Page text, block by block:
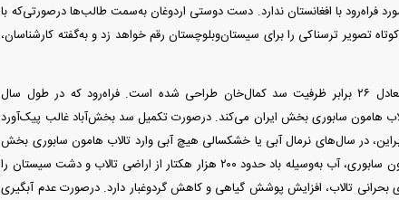
با افغانستان ندارد. دست دوستی اردوغان به‌سمت طالب‌ها درصورتی‌که با
تصویر ترسناکی را برای سیستان‌وبلوچستان رقم خواهد زد و به‌گفته کارشناسان،
سد بخش‌آباد با ظرفیت حدود ۱.۳ میلیارد مترمکعب آب معادل ۲۶ برابر ظرفیت سد کمال‌خان طراحی شده است. فراه‌رود که در طول سال
مترمکعب را وارد تالاب هامون سابوری بخش ایران می‌کند. درصورت تکمیل سد بخش‌آباد غالب پیک‌آورد
در سال‌های نرمال آبی یا خشکسالی هیچ آبی وارد تالاب هامون سابوری بخش
ایران نخواهد شد. پس از آبگیری بخش افغانستان تالاب هامون سابوری، آب به‌وسیله باد حدود ۲۰۰ هزار هکتار از اراضی تالاب و دشت سیستان را
تالاب، افزایش پوشش گیاهی و کاهش گردوغبار دارد. درصورت عدم آبگیری